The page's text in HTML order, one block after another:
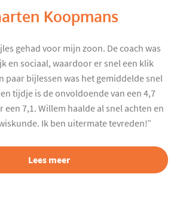
Koopmans
gehad voor mijn zoon. De coach was
en sociaal, waardoor er snel een klik
paar bijlessen was het gemiddelde snel
tijdje is de onvoldoende van een 4,7
een 7,1. Willem haalde al snel achten en
Ik ben uitermate tevreden!”
Lees meer